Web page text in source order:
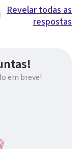
Revelar todas as
respostas
em breve!